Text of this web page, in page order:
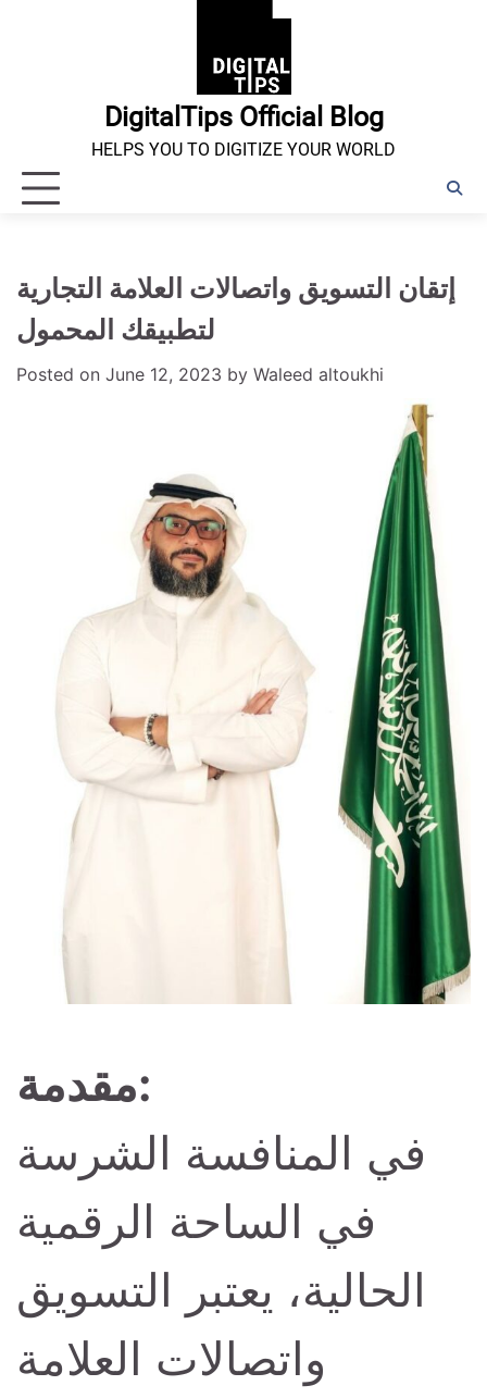
DigitalTips Official Blog
HELPS YOU TO DIGITIZE YOUR WORLD
إتقان التسويق واتصالات العلامة التجارية
لتطبيقك المحمول
Posted on June 12, 2023 by Waleed altoukhi
مقدمة:
في المنافسة الشرسة
في الساحة الرقمية
الحالية، يعتبر التسويق
واتصالات العلامة